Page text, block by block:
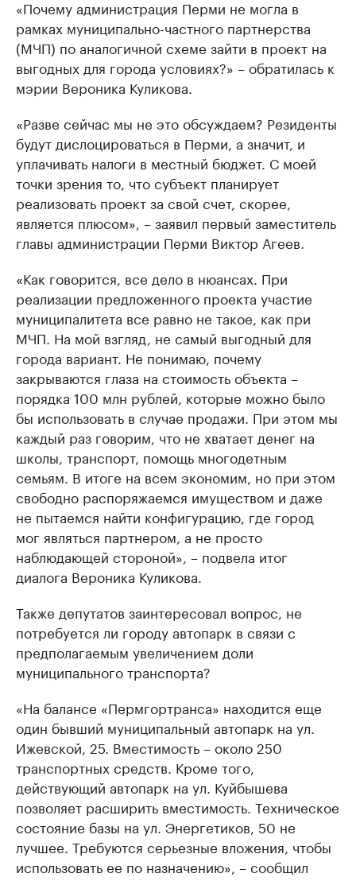
«Почему администрация Перми не могла в
рамках муниципально-частного партнерства
(МЧП) по аналогичной схеме зайти в проект на
выгодных для города условиях?» – обратилась к
мэрии Вероника Куликова.
«Разве сейчас мы не это обсуждаем? Резиденты
будут дислоцироваться в Перми, а значит, и
уплачивать налоги в местный бюджет. С моей
точки зрения то, что субъект планирует
реализовать проект за свой счет, скорее,
является плюсом», – заявил первый заместитель
главы администрации Перми Виктор Агеев.
«Как говорится, все дело в нюансах. При
реализации предложенного проекта участие
муниципалитета все равно не такое, как при
МЧП. На мой взгляд, не самый выгодный для
города вариант. Не понимаю, почему
закрываются глаза на стоимость объекта –
порядка 100 млн рублей, которые можно было
бы использовать в случае продажи. При этом мы
каждый раз говорим, что не хватает денег на
школы, транспорт, помощь многодетным
семьям. В итоге на всем экономим, но при этом
свободно распоряжаемся имуществом и даже
не пытаемся найти конфигурацию, где город
мог являться партнером, а не просто
наблюдающей стороной», – подвела итог
диалога Вероника Куликова.
Также депутатов заинтересовал вопрос, не
потребуется ли городу автопарк в связи с
предполагаемым увеличением доли
муниципального транспорта?
«На балансе «Пермгортранса» находится еще
один бывший муниципальный автопарк на ул.
Ижевской, 25. Вместимость – около 250
транспортных средств. Кроме того,
действующий автопарк на ул. Куйбышева
позволяет расширить вместимость. Техническое
состояние базы на ул. Энергетиков, 50 не
лучшее. Требуются серьезные вложения, чтобы
использовать ее по назначению», – сообщил